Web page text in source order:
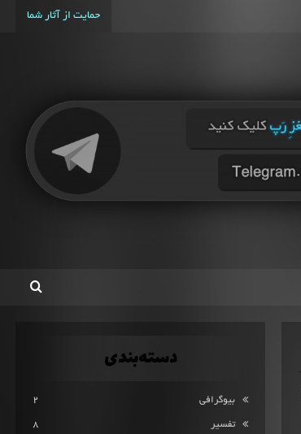
حمایت از آثار شما
دسته‌بندی
بیوگرافی 2
تفسیر 8